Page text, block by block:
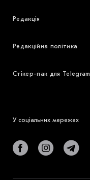
Редакція
Редакційна політика
Стікер-пак для Telegram
У соціальних мережах